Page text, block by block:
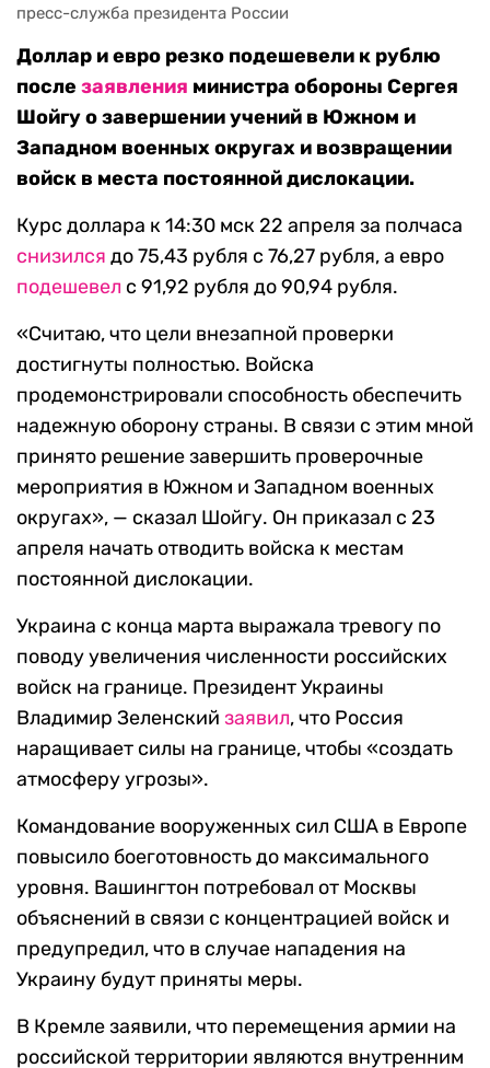
пресс-служба президента России
Доллар и евро резко подешевели к рублю
после заявления министра обороны Сергея
Шойгу о завершении учений в Южном и
Западном военных округах и возвращении
войск в места постоянной дислокации.
Курс доллара к 14:30 мск 22 апреля за полчаса
снизился до 75,43 рубля с 76,27 рубля, а евро
подешевел с 91,92 рубля до 90,94 рубля.
«Считаю, что цели внезапной проверки
достигнуты полностью. Войска
продемонстрировали способность обеспечить
надежную оборону страны. В связи с этим мной
принято решение завершить проверочные
мероприятия в Южном и Западном военных
округах», — сказал Шойгу. Он приказал с 23
апреля начать отводить войска к местам
постоянной дислокации.
Украина с конца марта выражала тревогу по
поводу увеличения численности российских
войск на границе. Президент Украины
Владимир Зеленский заявил, что Россия
наращивает силы на границе, чтобы «создать
атмосферу угрозы».
Командование вооруженных сил США в Европе
повысило боеготовность до максимального
уровня. Вашингтон потребовал от Москвы
объяснений в связи с концентрацией войск и
предупредил, что в случае нападения на
Украину будут приняты меры.
В Кремле заявили, что перемещения армии на
российской территории являются внутренним